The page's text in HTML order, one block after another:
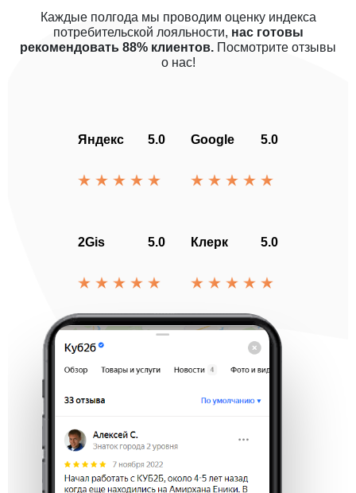
Каждые полгода мы проводим оценку индекса
потребительской лояльности, нас готовы
рекомендовать 88% клиентов. Посмотрите отзывы
о нас!
Яндекс 5.0 Google 5.0
2Gis 5.0 Клерк 5.0